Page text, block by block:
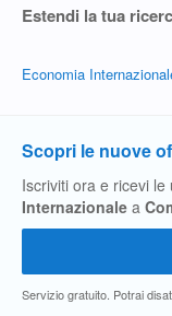
Estendi la tua
Economia
Scopri le nuove
Iscriviti ora e ricevi
Internazionale a
Servizio gratuito. Potrai